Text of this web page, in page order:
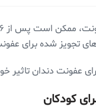
تجویز شده برای
کودکان